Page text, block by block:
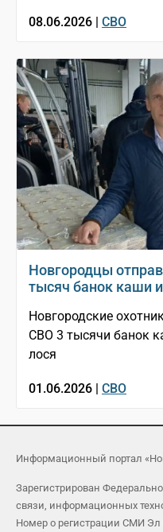
08.06.2026 | СВО
Новгородцы
тысяч банок каши
Новгородские
СВО 3 тысячи банок
лося
01.06.2026 | СВО
Информационный портал
Зарегистрирован
связи, информационных
Номер о регистрации СМИ Эл